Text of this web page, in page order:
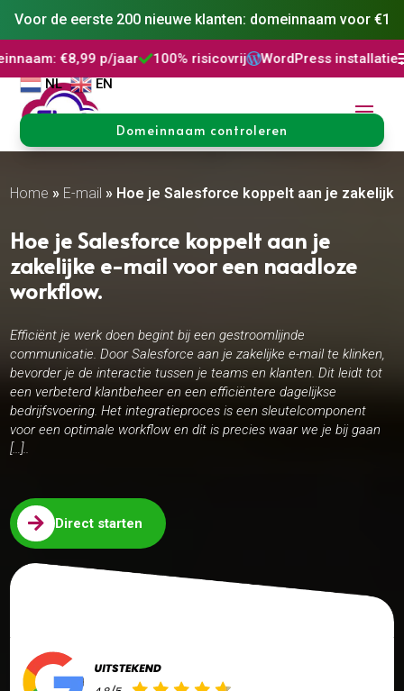
Voor de eerste 200 nieuwe klanten: domeinnaam voor €1
p/jaar100% risicovrijWordPress installatieDNS
NL
EN
Domeinnaam controleren
Home » E-mail » Hoe je Salesforce koppelt aan je
Hoe je Salesforce koppelt aan je
zakelijke e-mail voor een naadloze
workflow.​
Efficiënt je werk doen begint bij een gestroomlijnde
communicatie. Door Salesforce aan je zakelijke e-mail te klinken,
bevorder je de interactie tussen je teams en klanten. Dit leidt tot
een verbeterd klantbeheer en een efficiëntere dagelijkse
bedrijfsvoering. Het integratieproces is een sleutelcomponent
voor een optimale workflow en dit is precies waar we je bij gaan
[…]..
 Direct starten